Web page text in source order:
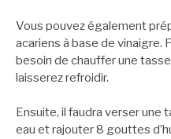
Vous pouvez également
acariens à base de vinaigre.
besoin de chauffer une tasse
laisserez refroidir.
Ensuite, il faudra verser une
eau et rajouter 8 gouttes